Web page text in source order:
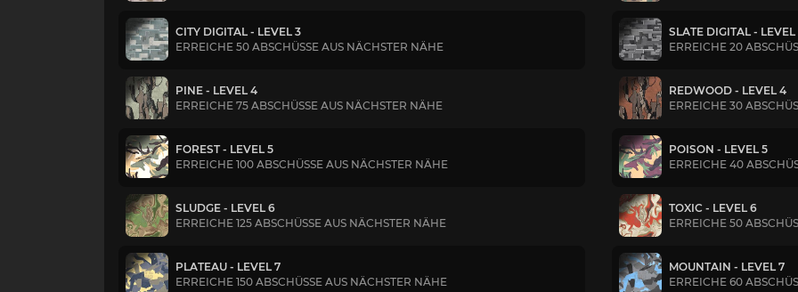
CITY DIGITAL - LEVEL 3
ERREICHE 50 ABSCHÜSSE AUS NÄCHSTER NÄHE
PINE - LEVEL 4
ERREICHE 75 ABSCHÜSSE AUS NÄCHSTER NÄHE
FOREST - LEVEL 5
ERREICHE 100 ABSCHÜSSE AUS NÄCHSTER NÄHE
SLUDGE - LEVEL 6
ERREICHE 125 ABSCHÜSSE AUS NÄCHSTER NÄHE
PLATEAU - LEVEL 7
ERREICHE 150 ABSCHÜSSE AUS NÄCHSTER NÄHE
SLATE DIGITAL - LEVEL
ERREICHE 20
REDWOOD - LEVEL 4
ERREICHE 30
POISON - LEVEL 5
ERREICHE 40
TOXIC - LEVEL 6
ERREICHE 50
MOUNTAIN - LEVEL 7
ERREICHE 60